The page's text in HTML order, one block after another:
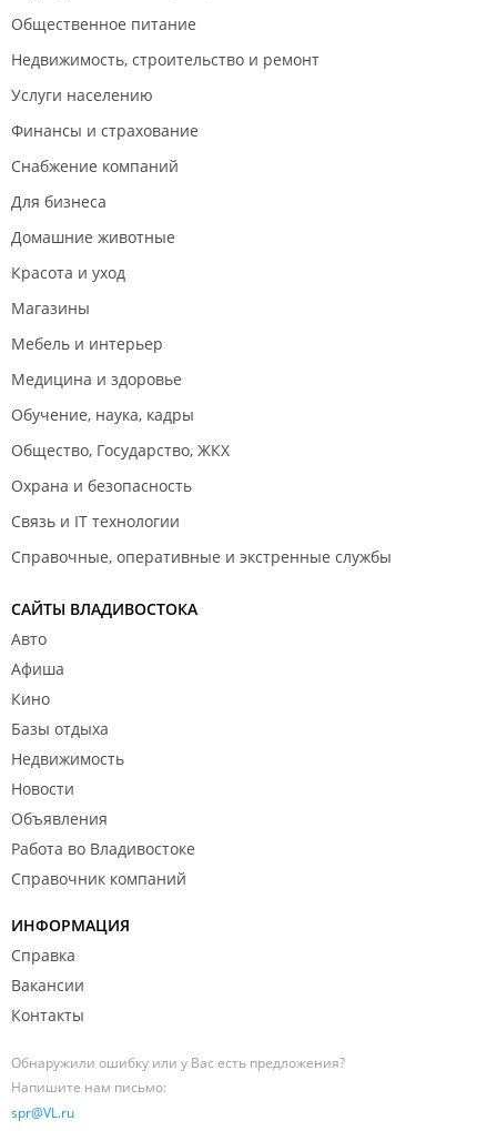
Общественное питание
Недвижимость, строительство и ремонт
Услуги населению
Финансы и страхование
Снабжение компаний
Для бизнеса
Домашние животные
Красота и уход
Магазины
Мебель и интерьер
Медицина и здоровье
Обучение, наука, кадры
Общество, Государство, ЖКХ
Охрана и безопасность
Связь и IT технологии
Справочные, оперативные и экстренные службы
САЙТЫ ВЛАДИВОСТОКА
Авто
Афиша
Кино
Базы отдыха
Недвижимость
Новости
Объявления
Работа во Владивостоке
Справочник компаний
ИНФОРМАЦИЯ
Справка
Вакансии
Контакты
Обнаружили ошибку или у Вас есть предложения?
Напишите нам письмо:
spr@VL.ru